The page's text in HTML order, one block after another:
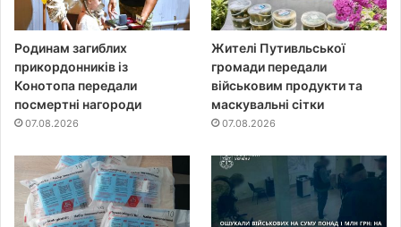
Родинам загиблих
прикордонників із
Конотопа передали
посмертні нагороди
07.08.2026
Жителі Путивльської
громади передали
військовим продукти та
маскувальні сітки
07.08.2026